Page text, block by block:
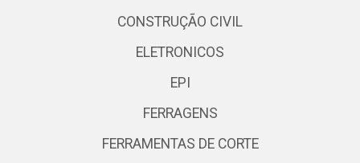
CONSTRUÇÃO CIVIL
ELETRONICOS
EPI
FERRAGENS
FERRAMENTAS DE CORTE